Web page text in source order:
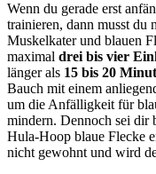
Wenn du gerade erst
trainieren, dann musst du
Muskelkater und blauen
maximal drei bis vier
länger als 15 bis 20
Bauch mit einem
um die Anfälligkeit für
mindern. Dennoch sei dir
Hula-Hoop blaue Flecke
nicht gewohnt und wird